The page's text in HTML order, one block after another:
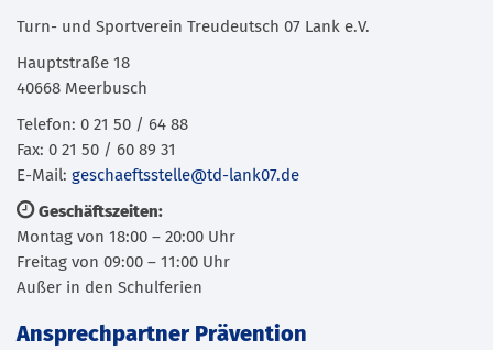
Turn- und Sportverein Treudeutsch 07 Lank e.V.
Hauptstraße 18
40668 Meerbusch
Telefon: 0 21 50 / 64 88
Fax: 0 21 50 / 60 89 31
E-Mail: geschaeftsstelle@td-lank07.de
Geschäftszeiten:
Montag von 18:00 – 20:00 Uhr
Freitag von 09:00 – 11:00 Uhr
Außer in den Schulferien
Ansprechpartner Prävention